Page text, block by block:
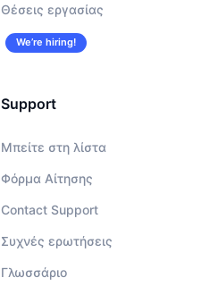
Θέσεις εργασίας
We’re hiring!
Support
Μπείτε στη λίστα
Φόρμα Αίτησης
Contact Support
Συχνές ερωτήσεις
Γλωσσάριο